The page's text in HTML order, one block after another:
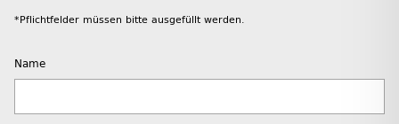
*Pflichtfelder müssen bitte ausgefüllt werden.
Name